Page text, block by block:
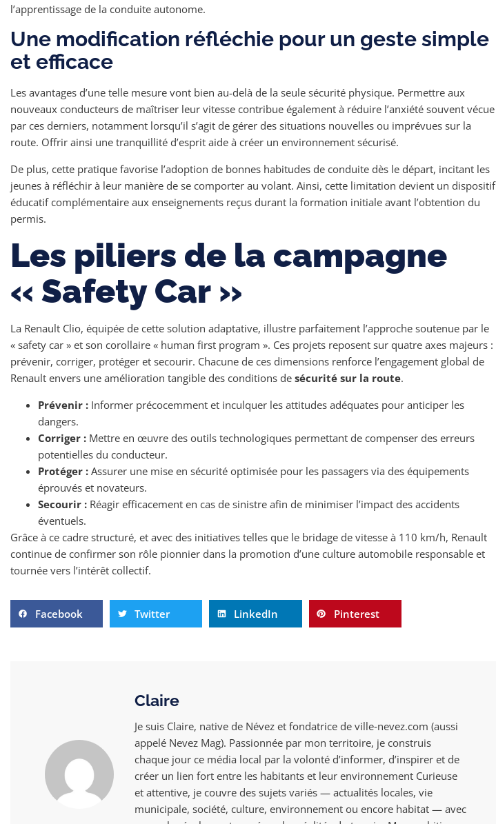
l’apprentissage de la conduite autonome.
Une modification réfléchie pour un geste simple
et efficace
Les avantages d’une telle mesure vont bien au-delà de la seule sécurité physique. Permettre aux
nouveaux conducteurs de maîtriser leur vitesse contribue également à réduire l’anxiété souvent vécue
par ces derniers, notamment lorsqu’il s’agit de gérer des situations nouvelles ou imprévues sur la
route. Offrir ainsi une tranquillité d’esprit aide à créer un environnement sécurisé.
De plus, cette pratique favorise l’adoption de bonnes habitudes de conduite dès le départ, incitant les
jeunes à réfléchir à leur manière de se comporter au volant. Ainsi, cette limitation devient un dispositif
éducatif complémentaire aux enseignements reçus durant la formation initiale avant l’obtention du
permis.
Les piliers de la campagne
« Safety Car »
La Renault Clio, équipée de cette solution adaptative, illustre parfaitement l’approche soutenue par le
« safety car » et son corollaire « human first program ». Ces projets reposent sur quatre axes majeurs :
prévenir, corriger, protéger et secourir. Chacune de ces dimensions renforce l’engagement global de
Renault envers une amélioration tangible des conditions de sécurité sur la route.
Prévenir : Informer précocemment et inculquer les attitudes adéquates pour anticiper les
dangers.
Corriger : Mettre en œuvre des outils technologiques permettant de compenser des erreurs
potentielles du conducteur.
Protéger : Assurer une mise en sécurité optimisée pour les passagers via des équipements
éprouvés et novateurs.
Secourir : Réagir efficacement en cas de sinistre afin de minimiser l’impact des accidents
éventuels.
Grâce à ce cadre structuré, et avec des initiatives telles que le bridage de vitesse à 110 km/h, Renault
continue de confirmer son rôle pionnier dans la promotion d’une culture automobile responsable et
tournée vers l’intérêt collectif.
Facebook Twitter LinkedIn Pinterest
Claire
Je suis Claire, native de Névez et fondatrice de ville‑nevez.com (aussi
appelé Nevez Mag). Passionnée par mon territoire, je construis
chaque jour ce média local par la volonté d’informer, d’inspirer et de
créer un lien fort entre les habitants et leur environnement Curieuse
et attentive, je couvre des sujets variés — actualités locales, vie
municipale, société, culture, environnement ou encore habitat — avec